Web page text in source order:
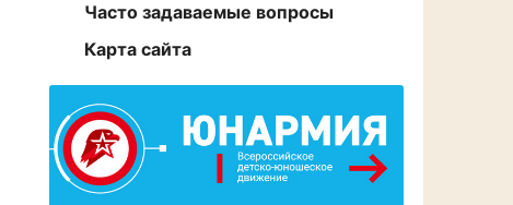
Часто задаваемые вопросы
Карта сайта